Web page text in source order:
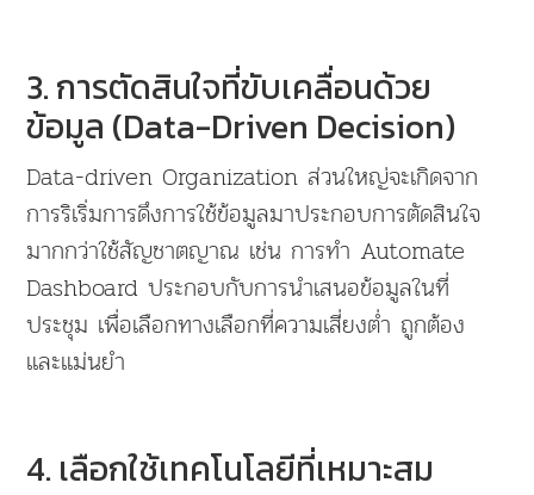
3. การตัดสินใจที่ขับเคลื่อนด้วย
ข้อมูล (Data-Driven Decision)
Data-driven Organization ส่วนใหญ่จะเกิดจาก
การริเริ่มการดึงการใช้ข้อมูลมาประกอบการตัดสินใจ
มากกว่าใช้สัญชาตญาณ เช่น การทำ Automate
Dashboard ประกอบกับการนำเสนอข้อมูลในที่
ประชุม เพื่อเลือกทางเลือกที่ความเสี่ยงต่ำ ถูกต้อง
และแม่นยำ
4. เลือกใช้เทคโนโลยีที่เหมาะสม